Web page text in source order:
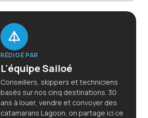
RÉDIGÉ PAR
L'équipe Sailoé
Conseillers, skippers et techniciens
basés sur nos cinq destinations. 30
ans à louer, vendre et convoyer des
catamarans Lagoon, on partage ici ce